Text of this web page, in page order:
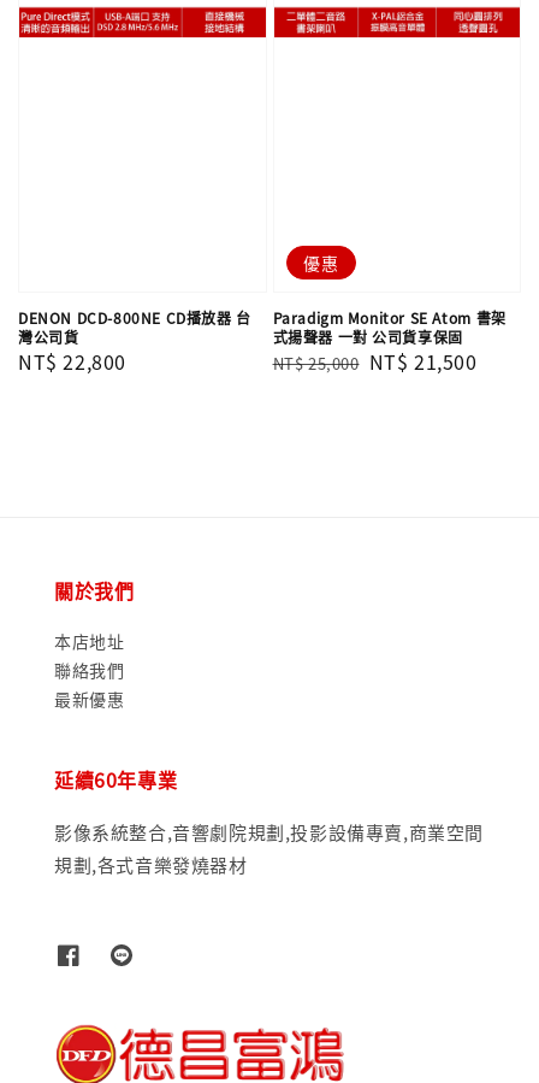
DENON DCD-800NE CD播放器 台
灣公司貨
Regular
NT$ 22,800
優惠
Paradigm Monitor SE Atom 書架
式揚聲器 一對 公司貨享保固
Regular
NT$ 25,000 Sale
NT$ 21,500
關於我們
本店地址
聯絡我們
最新優惠
延續60年專業
影像系統整合,音響劇院規劃,投影設備專賣,商業空間
規劃,各式音樂發燒器材